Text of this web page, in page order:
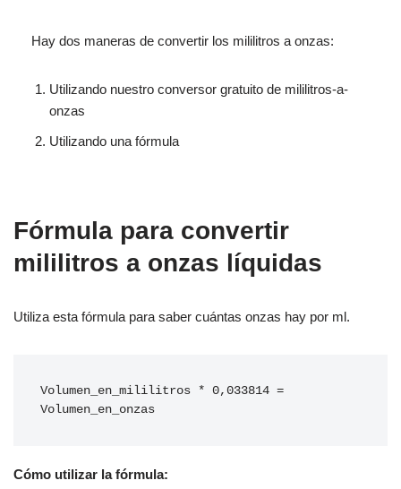
Hay dos maneras de convertir los mililitros a onzas:
Utilizando nuestro conversor gratuito de mililitros-a-
onzas
Utilizando una fórmula
Fórmula para convertir
mililitros a onzas líquidas
Utiliza esta fórmula para saber cuántas onzas hay por ml.
Volumen_en_mililitros * 0,033814 =
Volumen_en_onzas
Cómo utilizar la fórmula: